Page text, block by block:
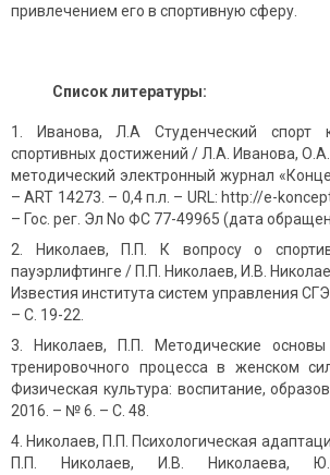
привлечением его в спортивную сферу.
Список литературы:
Иванова, Л.А Студенческий спорт
спортивных достижений / Л.А. Иванова,
методический электронный журнал
– ART 14273. – 0,4 п.л. – URL: http://e-
– Гос. рег. Эл No ФС 77-49965 (дата
Николаев, П.П. К вопросу о
пауэрлифтинге / П.П. Николаев, И.В.
Известия института систем управления
– С. 19-22.
Николаев, П.П. Методические основы
тренировочного процесса в женском
Физическая культура: воспитание,
2016. – № 6. – С. 48.
Николаев, П.П. Психологическая
П.П. Николаев, И.В. Николаева,